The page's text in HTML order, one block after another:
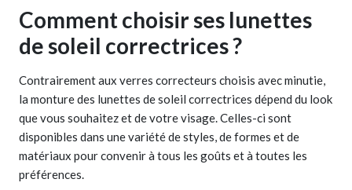
Comment choisir ses lunettes
de soleil correctrices ?
Contrairement aux verres correcteurs choisis avec minutie,
la monture des lunettes de soleil correctrices dépend du look
que vous souhaitez et de votre visage. Celles-ci sont
disponibles dans une variété de styles, de formes et de
matériaux pour convenir à tous les goûts et à toutes les
préférences.